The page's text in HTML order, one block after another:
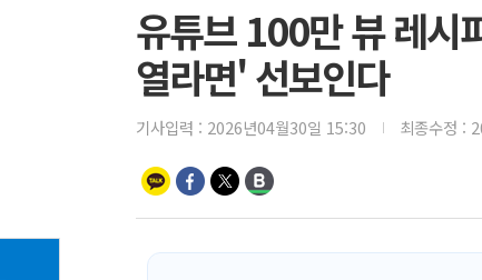
유튜브 100만 뷰 레
열라면' 선보인다
기사입력 : 2026년04월30일 15:30 최종수정 :